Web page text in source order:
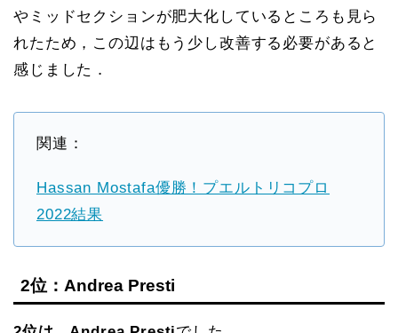
やミッドセクションが肥大化しているところも見ら
れたため，この辺はもう少し改善する必要があると
感じました．
関連：
Hassan Mostafa優勝！プエルトリコプロ
2022結果
2位：Andrea Presti